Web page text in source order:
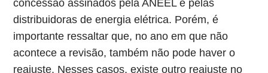
concessão assinados pela ANEEL e pelas
distribuidoras de energia elétrica. Porém, é
importante ressaltar que, no ano em que não
acontece a revisão, também não pode haver o
reajuste. Nesses casos, existe outro reajuste no